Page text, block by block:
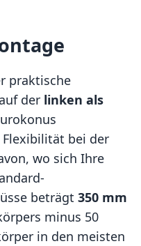
praktische
der linken als
bei der
wo sich Ihre
beträgt 350 mm
minus 50
in den meisten